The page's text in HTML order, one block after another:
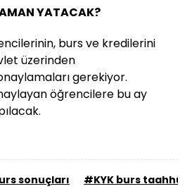
YATACAK?
burs ve kredilerini
üzerinden
gerekiyor.
öğrencilere bu ay
sonuçları #KYK burs